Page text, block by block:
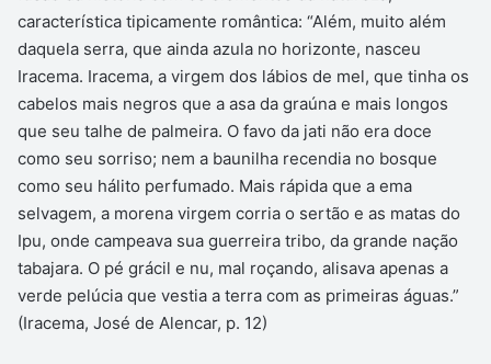
característica tipicamente romântica: “Além, muito além
daquela serra, que ainda azula no horizonte, nasceu
Iracema. Iracema, a virgem dos lábios de mel, que tinha os
cabelos mais negros que a asa da graúna e mais longos
que seu talhe de palmeira. O favo da jati não era doce
como seu sorriso; nem a baunilha recendia no bosque
como seu hálito perfumado. Mais rápida que a ema
selvagem, a morena virgem corria o sertão e as matas do
Ipu, onde campeava sua guerreira tribo, da grande nação
tabajara. O pé grácil e nu, mal roçando, alisava apenas a
verde pelúcia que vestia a terra com as primeiras águas.”
(Iracema, José de Alencar, p. 12)